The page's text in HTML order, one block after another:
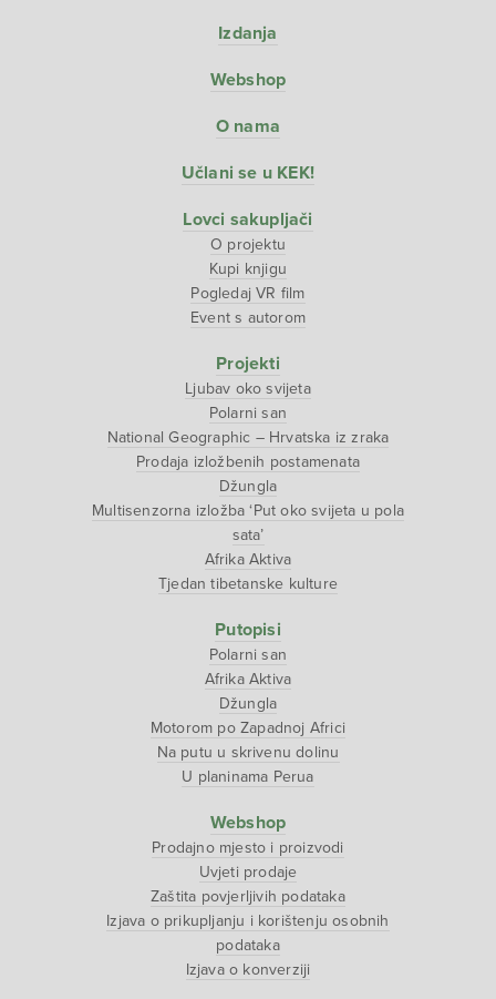
Izdanja
Webshop
O nama
Učlani se u KEK!
Lovci sakupljači
O projektu
Kupi knjigu
Pogledaj VR film
Event s autorom
Projekti
Ljubav oko svijeta
Polarni san
National Geographic – Hrvatska iz zraka
Prodaja izložbenih postamenata
Džungla
Multisenzorna izložba ‘Put oko svijeta u pola
sata’
Afrika Aktiva
Tjedan tibetanske kulture
Putopisi
Polarni san
Afrika Aktiva
Džungla
Motorom po Zapadnoj Africi
Na putu u skrivenu dolinu
U planinama Perua
Webshop
Prodajno mjesto i proizvodi
Uvjeti prodaje
Zaštita povjerljivih podataka
Izjava o prikupljanju i korištenju osobnih
podataka
Izjava o konverziji